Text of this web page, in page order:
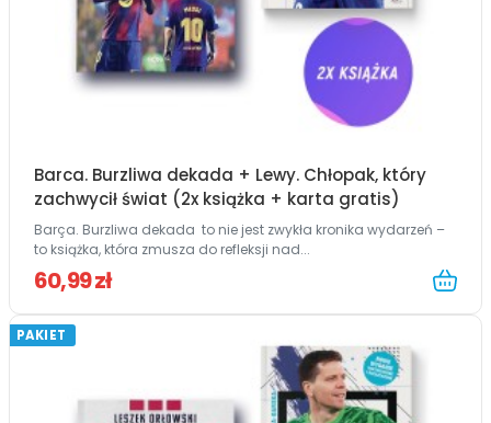
Barca. Burzliwa dekada + Lewy. Chłopak, który
zachwycił świat (2x książka + karta gratis)
Barça. Burzliwa dekada to nie jest zwykła kronika wydarzeń –
to książka, która zmusza do refleksji nad...
60,99 zł
PAKIET